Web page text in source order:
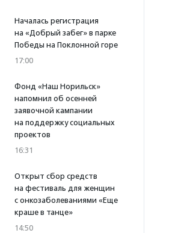
Началась регистрация
на «Добрый забег» в парке
Победы на Поклонной горе
17:00
Фонд «Наш Норильск»
напомнил об осенней
заявочной кампании
на поддержку социальных
проектов
16:31
Открыт сбор средств
на фестиваль для женщин
с онкозаболеваниями «Еще
краше в танце»
14:50